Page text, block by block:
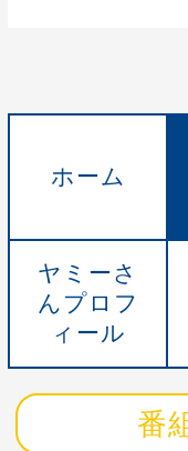
ホーム
ヤミーさ
んプロフ
ィール
番